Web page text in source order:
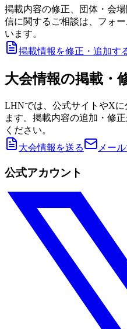
掲載内容の修正、団体・会
信に関するご相談は、フォ
います。
掲載情報を修正・追加す
大会情報の掲載・
LHNでは、公式サイトやX
ます。掲載内容の追加・修
ください。
大会情報を送る
メー
公式アカウント